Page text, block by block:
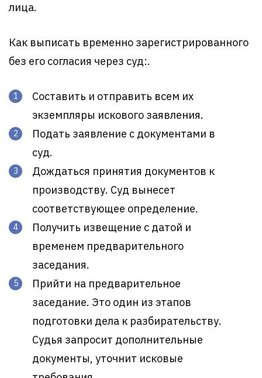
лица.
Как выписать временно зарегистрированного
без его согласия через суд:.
Составить и отправить всем их
экземпляры искового заявления.
Подать заявление с документами в
суд.
Дождаться принятия документов к
производству. Суд вынесет
соответствующее определение.
Получить извещение с датой и
временем предварительного
заседания.
Прийти на предварительное
заседание. Это один из этапов
подготовки дела к разбирательству.
Судья запросит дополнительные
документы, уточнит исковые